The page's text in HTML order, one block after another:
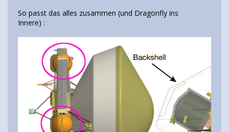
So passt das alles zusammen (und Dragonfly ins
Innere) :